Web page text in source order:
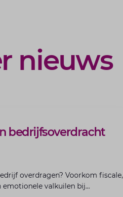
nieuws
bedrijfsoverdracht
overdragen? Voorkom fiscale,
emotionele valkuilen bij